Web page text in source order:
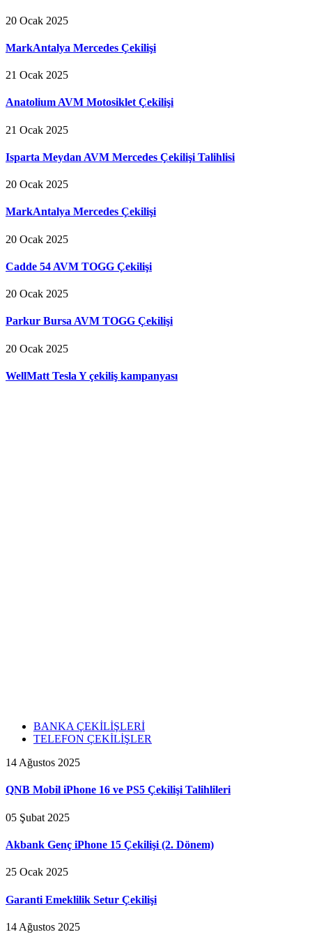
20 Ocak 2025
MarkAntalya Mercedes Çekilişi
21 Ocak 2025
Anatolium AVM Motosiklet Çekilişi
21 Ocak 2025
Isparta Meydan AVM Mercedes Çekilişi Talihlisi
20 Ocak 2025
MarkAntalya Mercedes Çekilişi
20 Ocak 2025
Cadde 54 AVM TOGG Çekilişi
20 Ocak 2025
Parkur Bursa AVM TOGG Çekilişi
20 Ocak 2025
WellMatt Tesla Y çekiliş kampanyası
BANKA ÇEKİLİŞLERİ
TELEFON ÇEKİLİŞLER
14 Ağustos 2025
QNB Mobil iPhone 16 ve PS5 Çekilişi Talihlileri
05 Şubat 2025
Akbank Genç iPhone 15 Çekilişi (2. Dönem)
25 Ocak 2025
Garanti Emeklilik Setur Çekilişi
14 Ağustos 2025